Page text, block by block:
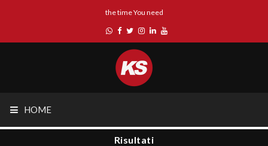
the time You need
HOME
Risultati